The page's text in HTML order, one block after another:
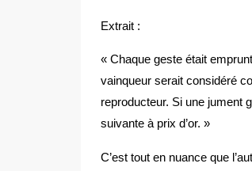
Extrait :
« Chaque geste était
vainqueur serait considéré
reproducteur. Si une jument
suivante à prix d’or. »
C’est tout en nuance que